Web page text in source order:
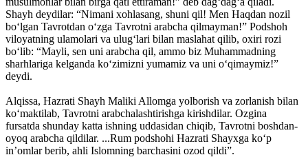
Shayh deydilar: “Nimani xohlasang, shuni qil! Men Haqdan nozil
bo‘lgan Tavrotdan o‘zga Tavrotni arabcha qilmayman!” Podshoh
viloyatning ulamolari va ulug‘lari bilan maslahat qilib, oxiri rozi
bo‘lib: “Mayli, sen uni arabcha qil, ammo biz Muhammadning
sharhlariga kelganda ko‘zimizni yumamiz va uni o‘qimaymiz!”
deydi.
Alqissa, Hazrati Shayh Maliki Allomga yolborish va zorlanish bilan
ko‘maktilab, Tavrotni arabchalashtirishga kirishdilar. Ozgina
fursatda shunday katta ishning uddasidan chiqib, Tavrotni boshdan-
oyoq arabcha qildilar. ...Rum podshohi Hazrati Shayxga ko‘p
in’omlar berib, ahli Islomning barchasini ozod qildi”.